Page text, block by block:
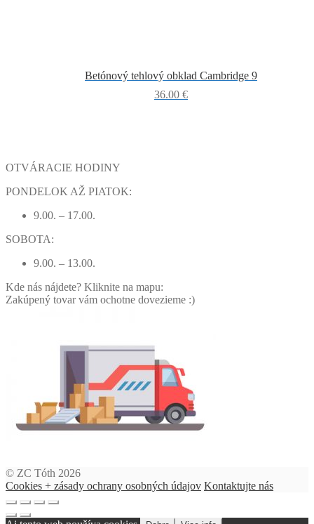
Betónový tehlový obklad Cambridge 9
36.00 €
OTVÁRACIE HODINY
PONDELOK AŽ PIATOK:
9.00. – 17.00.
SOBOTA:
9.00. – 13.00.
Kde nás nájdete? Kliknite na mapu:
Zakúpený tovar vám ochotne dovezieme :)
© ZC Tóth 2026
Cookies + zásady ochrany osobných údajov Kontaktujte nás